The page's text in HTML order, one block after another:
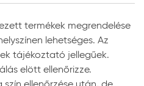
géptípushoz kell beállítani.
több ezer UV-álló
minden esetben
termékek megrendelése
lehetséges. Az
tájékoztató jellegűek.
elött ellenőrizze.
ellenőrzése után, de